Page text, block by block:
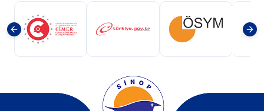
(yeni sekmede açılır)(yeni sekmede açılır)(yeni sekmede